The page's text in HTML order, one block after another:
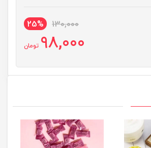
130,000
25%
98,000 تومان